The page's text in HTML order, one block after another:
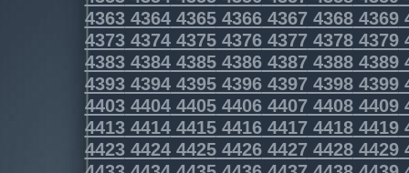
4363436443654366436743684369
4373437443754376437743784379
4383438443854386438743884389
4393439443954396439743984399
4403440444054406440744084409
4413441444154416441744184419
4423442444254426442744284429